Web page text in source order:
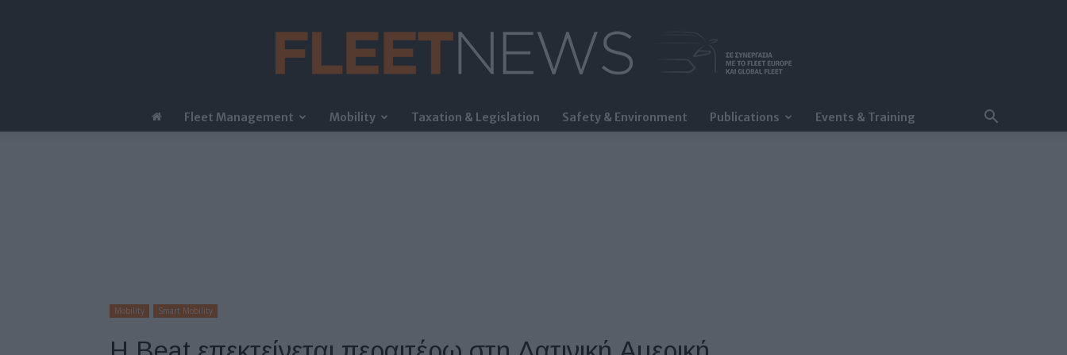
FleetNews
Fleet Management Mobility Taxation & Legislation Safety & Environment Publications Events & Training
Mobility Smart Mobility